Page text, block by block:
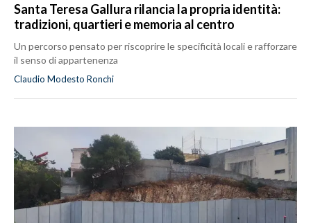
Santa Teresa Gallura rilancia la propria identità:
tradizioni, quartieri e memoria al centro
Un percorso pensato per riscoprire le specificità locali e rafforzare
il senso di appartenenza
Claudio Modesto Ronchi